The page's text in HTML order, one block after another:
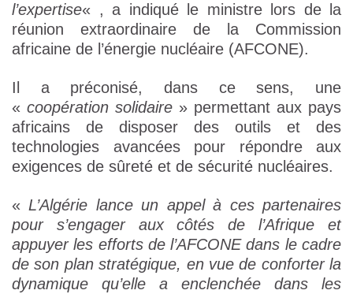
l’expertise« , a indiqué le ministre lors de la
réunion extraordinaire de la Commission
africaine de l’énergie nucléaire (AFCONE).
Il a préconisé, dans ce sens, une
« coopération solidaire » permettant aux pays
africains de disposer des outils et des
technologies avancées pour répondre aux
exigences de sûreté et de sécurité nucléaires.
« L’Algérie lance un appel à ces partenaires
pour s’engager aux côtés de l’Afrique et
appuyer les efforts de l’AFCONE dans le cadre
de son plan stratégique, en vue de conforter la
dynamique qu’elle a enclenchée dans les